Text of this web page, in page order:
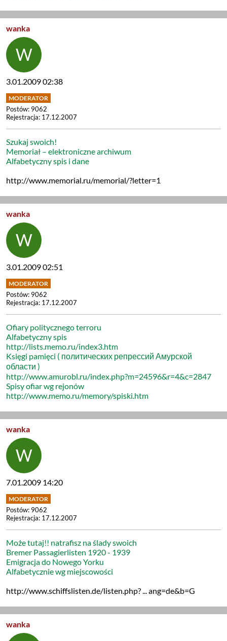
wanka
3.01.2009 02:38
Postów: 9062
Rejestracja: 17.12.2007
Szukaj swoich!
Memoriał – elektroniczne archiwum
Alfabetyczny spis i dane
http://www.memorial.ru/memorial/?letter=1
wanka
3.01.2009 02:51
Postów: 9062
Rejestracja: 17.12.2007
Ofiary politycznego terroru
Alfabetyczny spis
http://lists.memo.ru/index3.htm
Księgi pamięci ( политических репрессий Амурской
области )
http://www.amurobl.ru/index.php?m=24596&r=4&c=2847
Spisy ofiar wg rejonów
http://www.memo.ru/memory/spiski.htm
wanka
7.01.2009 14:20
Postów: 9062
Rejestracja: 17.12.2007
Może tutaj!! natrafisz na ślady swoich
Bremer Passagierlisten 1920 - 1939
Emigracja do Nowego Yorku
Alfabetycznie wg miejscowości
http://www.schiffslisten.de/listen.php? ... ang=de&b=G
wanka